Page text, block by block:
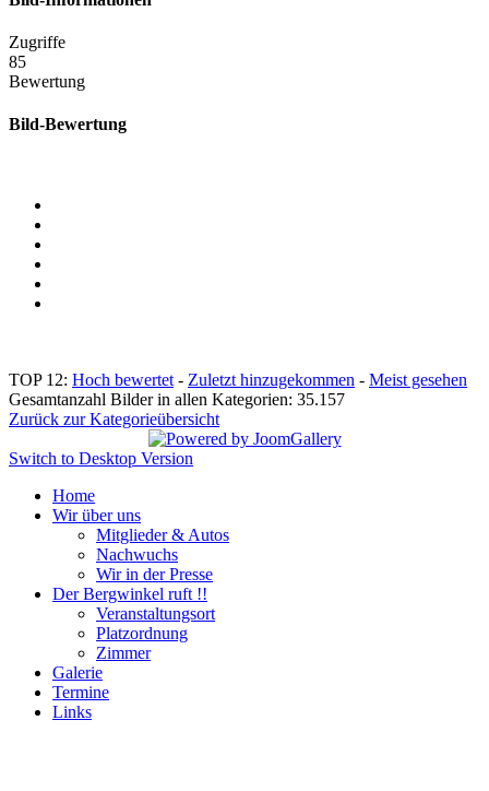
Zugriffe
85
Bewertung
Bild-Bewertung
TOP 12: Hoch bewertet - Zuletzt hinzugekommen - Meist gesehen
Gesamtanzahl Bilder in allen Kategorien: 35.157
Zurück zur Kategorieübersicht
Switch to Desktop Version
Home
Wir über uns
Mitglieder & Autos
Nachwuchs
Wir in der Presse
Der Bergwinkel ruft !!
Veranstaltungsort
Platzordnung
Zimmer
Galerie
Termine
Links